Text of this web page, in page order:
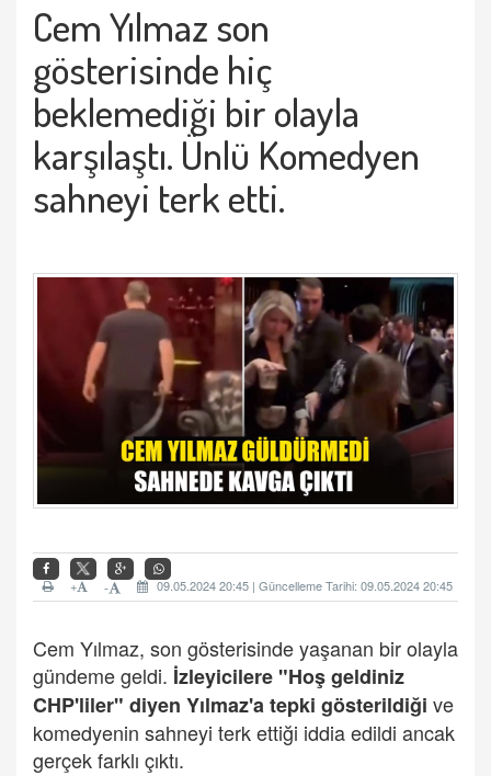
Cem Yılmaz son
gösterisinde hiç
beklemediği bir olayla
karşılaştı. Ünlü Komedyen
sahneyi terk etti.
09.05.2024 20:45 | Güncelleme Tarihi: 09.05.2024 20:45
-
+
Cem Yılmaz, son gösterisinde yaşanan bir olayla
gündeme geldi. İzleyicilere "Hoş geldiniz
CHP'liler" diyen Yılmaz'a tepki gösterildiği ve
komedyenin sahneyi terk ettiği iddia edildi ancak
gerçek farklı çıktı.